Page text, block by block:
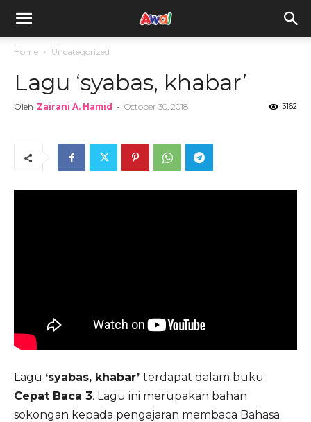
awal.my
Home Uncategorized
Lagu ‘syabas, khabar’
Oleh Zairani A. Hamid - October 30, 2018 3162
Lagu ‘syabas, khabar’ terdapat dalam buku
Cepat Baca 3. Lagu ini merupakan bahan
sokongan kepada pengajaran membaca Bahasa